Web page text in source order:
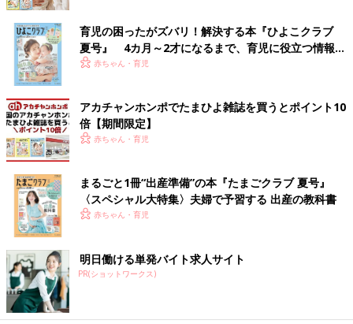
育児の困ったがズバリ！解決する本『ひよこクラブ
夏号』 4カ月～2才になるまで、育児に役立つ情報が
いっぱい！
赤ちゃん・育児
アカチャンホンポでたまひよ雑誌を買うとポイント10
倍【期間限定】
赤ちゃん・育児
まるごと1冊“出産準備”の本『たまごクラブ 夏号』
〈スペシャル大特集〉夫婦で予習する 出産の教科書
赤ちゃん・育児
明日働ける単発バイト求人サイト
PR(ショットワークス)